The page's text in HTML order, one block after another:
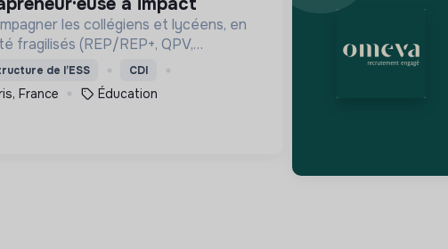
les collégiens et lycéens, en
fragilisés (REP/REP+, QPV,
isolés), dans la construction de
d’orientation.
de l’ESS CDI
France Éducation